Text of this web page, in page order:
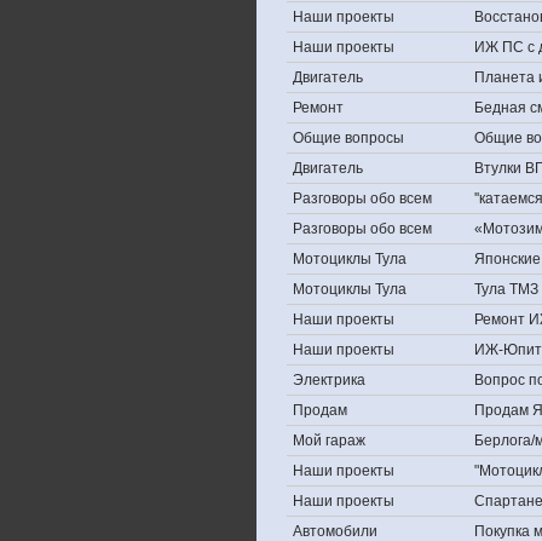
Наши проекты
Наши проекты
ИЖ ПС с
Двигатель
Планета
Ремонт
Бедная
Общие вопросы
Общие
Двигатель
Втулки
Разговоры обо всем
Разговоры обо всем
Мотоциклы Тула
Мотоциклы Тула
Тула ТМЗ
Наши проекты
Ремонт
Наши проекты
ИЖ-
Электрика
Вопрос
Продам
Продам
Мой гараж
Берлога/
Наши проекты
Наши проекты
Автомобили
Покупка